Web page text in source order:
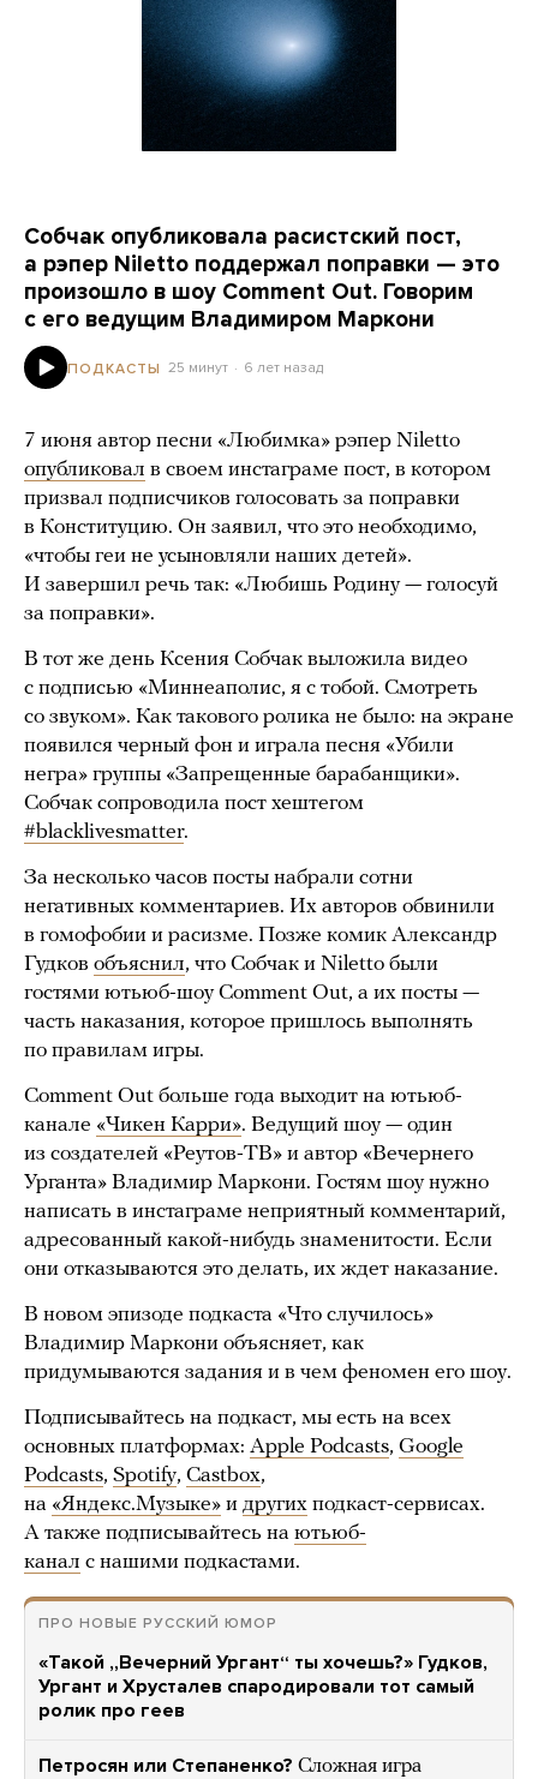
Собчак опубликовала расистский пост,
а рэпер Niletto поддержал поправки — это
произошло в шоу Comment Out. Говорим
с его ведущим Владимиром Маркони
ПОДКАСТЫ 25 минут 6 лет назад
7 июня автор песни «Любимка» рэпер Niletto
опубликовал в своем инстаграме пост, в котором
призвал подписчиков голосовать за поправки
в Конституцию. Он заявил, что это необходимо,
«чтобы геи не усыновляли наших детей».
И завершил речь так: «Любишь Родину — голосуй
за поправки».
В тот же день Ксения Собчак выложила видео
с подписью «Миннеаполис, я с тобой. Смотреть
со звуком». Как такового ролика не было: на экране
появился черный фон и играла песня «Убили
негра» группы «Запрещенные барабанщики».
Собчак сопроводила пост хештегом
#blacklivesmatter.
За несколько часов посты набрали сотни
негативных комментариев. Их авторов обвинили
в гомофобии и расизме. Позже комик Александр
Гудков объяснил, что Собчак и Niletto были
гостями ютьюб-шоу Comment Out, а их посты —
часть наказания, которое пришлось выполнять
по правилам игры.
Comment Out больше года выходит на ютьюб-
канале «Чикен Карри». Ведущий шоу — один
из создателей «Реутов-ТВ» и автор «Вечернего
Урганта» Владимир Маркони. Гостям шоу нужно
написать в инстаграме неприятный комментарий,
адресованный какой-нибудь знаменитости. Если
они отказываются это делать, их ждет наказание.
В новом эпизоде подкаста «Что случилось»
Владимир Маркони объясняет, как
придумываются задания и в чем феномен его шоу.
Подписывайтесь на подкаст, мы есть на всех
основных платформах: Apple Podcasts, Google
Podcasts, Spotify, Castbox,
на «Яндекс.Музыке» и других подкаст-сервисах.
А также подписывайтесь на ютьюб-
канал с нашими подкастами.
ПРО НОВЫЕ РУССКИЙ ЮМОР
«Такой „Вечерний Ургант“ ты хочешь?» Гудков,
Ургант и Хрусталев спародировали тот самый
ролик про геев
Петросян или Степаненко? Сложная игра